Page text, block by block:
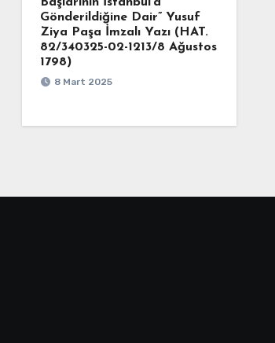
Gönderildiğine Dair” Yusuf
Ziya Paşa İmzalı Yazı (HAT.
82/340325-02-1213/8 Ağustos
1798)
8 Mart 2025